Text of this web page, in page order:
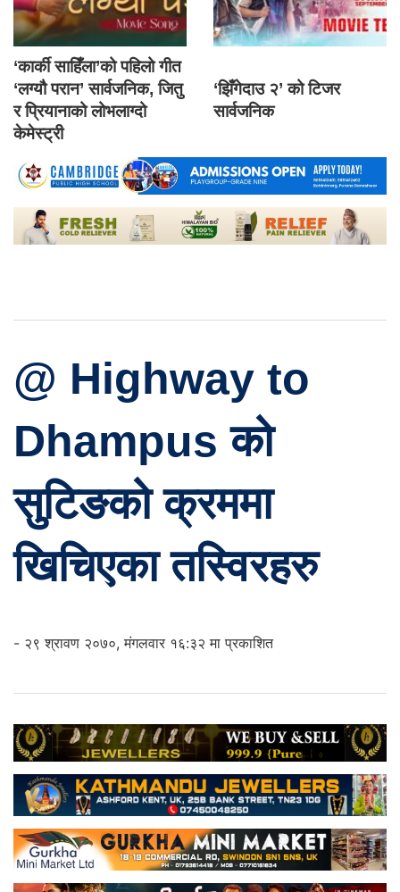
‘कार्की साहिँला’को पहिलो गीत
‘लग्यौ परान’ सार्वजनिक, जितु
र प्रियानाको लोभलाग्दो
केमेस्ट्री
‘झिँगेदाउ २’ को टिजर
सार्वजनिक
@ Highway to
Dhampus को
सुटिङको क्रममा
खिचिएका तस्विरहरु
- २९ श्रावण २०७०, मंगलवार १६:३२ मा प्रकाशित